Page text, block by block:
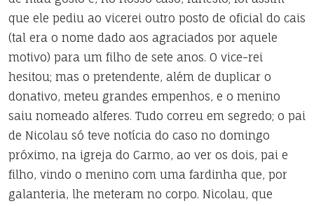
que ele pediu ao vicerei outro posto de oficial do cais
(tal era o nome dado aos agraciados por aquele
motivo) para um filho de sete anos. O vice-rei
hesitou; mas o pretendente, além de duplicar o
donativo, meteu grandes empenhos, e o menino
saiu nomeado alferes. Tudo correu em segredo; o pai
de Nicolau só teve notícia do caso no domingo
próximo, na igreja do Carmo, ao ver os dois, pai e
filho, vindo o menino com uma fardinha que, por
galanteria, lhe meteram no corpo. Nicolau, que